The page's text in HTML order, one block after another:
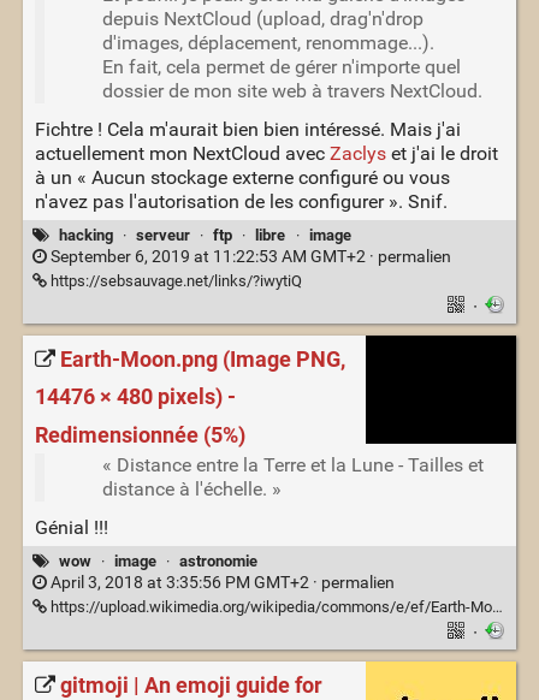
depuis NextCloud (upload, drag'n'drop
d'images, déplacement, renommage...).
En fait, cela permet de gérer n'importe quel
dossier de mon site web à travers NextCloud.
Fichtre ! Cela m'aurait bien bien intéressé. Mais j'ai
actuellement mon NextCloud avec Zaclyset j'ai le droit
à un « Aucun stockage externe configuré ou vous
n'avez pas l'autorisation de les configurer ». Snif.
hacking · serveur · ftp · libre · image
September 6, 2019 at 11:22:53 AM GMT+2 · permalien
https://sebsauvage.net/links/?iwytiQ
·
Earth-Moon.png (Image PNG,
14476 × 480 pixels) -
Redimensionnée (5%)
« Distance entre la Terre et la Lune - Tailles et
distance à l'échelle. »
Génial !!!
wow · image · astronomie
April 3, 2018 at 3:35:56 PM GMT+2 · permalien
https://upload.wikimedia.org/wikipedia/commons/e/ef/Earth-Moon.png?uselang=fr
·
gitmoji | An emoji guide for